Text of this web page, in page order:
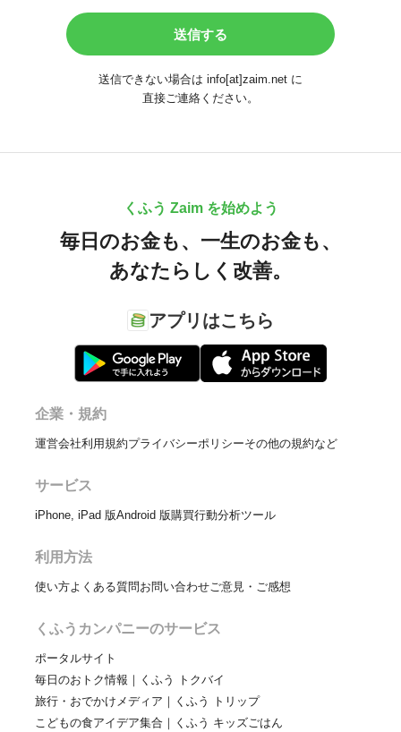
送信できない場合は info[at]zaim.net に
直接ご連絡ください。
くふう Zaim を始めよう
毎日のお金も、 一生のお金も、
あなたらしく改善。
アプリはこちら
企業・規約
運営会社利用規約プライバシーポリシーその他の規約など
サービス
iPhone, iPad 版Android 版購買行動分析ツール
利用方法
使い方よくある質問お問い合わせご意見・ご感想
くふうカンパニーのサービス
ポータルサイト
毎日のおトク情報｜くふう トクバイ
旅行・おでかけメディア｜くふう トリップ
こどもの食アイデア集合｜くふう キッズごはん